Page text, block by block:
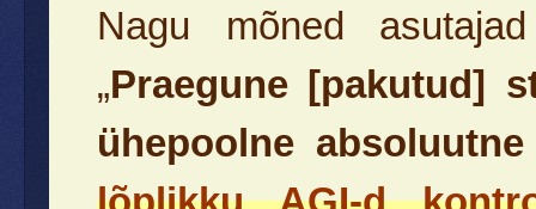
Nagu mõned
„Praegune [pakutud]
ühepoolne